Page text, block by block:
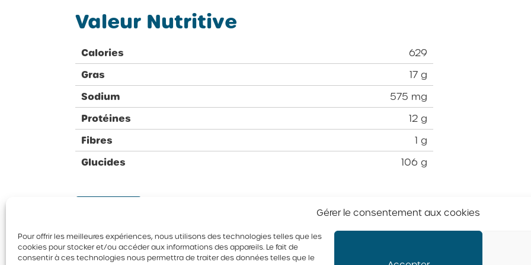
Gérer le consentement aux cookies
Pour offrir les meilleures expériences, nous utilisons des technologies telles que les
cookies pour stocker et/ou accéder aux informations des appareils. Le fait de
consentir à ces technologies nous permettra de traiter des données telles que le
Valeur Nutritive
Calories
629
Gras
17 g
Sodium
575 mg
Protéines
12 g
Fibres
1 g
Glucides
106 g